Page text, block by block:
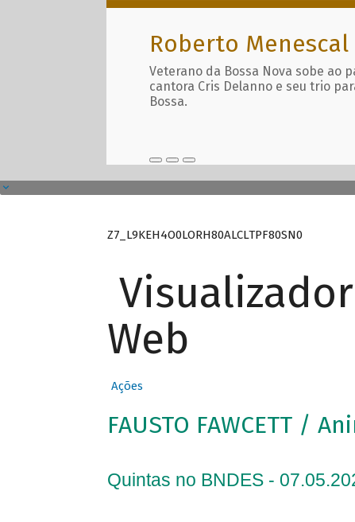
Roberto Menescal
Veterano da Bossa Nova sobe ao
cantora Cris Delanno e seu trio
Bossa.
Z7_L9KEH4O0LORH80ALCLTPF80SN0
Web
Ações
FAUSTO FAWCETT /
Quintas no BNDES -